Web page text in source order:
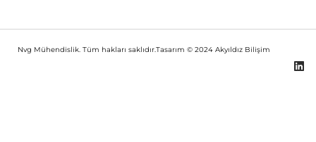
Nvg Mühendislik. Tüm hakları saklıdır.Tasarım © 2024 Akyıldız Bilişim